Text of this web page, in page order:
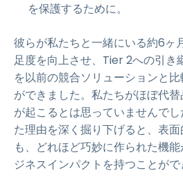
を保護するために。
彼らが私たちと一緒にいる約6ヶ
足度を向上させ、Tier 2への引き
を以前の競合ソリューションと
ができました。私たちがほぼ代
が起こるとは思っていませんで
た理由を深く掘り下げると、表
も、どれほど巧妙に作られた機
ジネスインパクトを持つことがで